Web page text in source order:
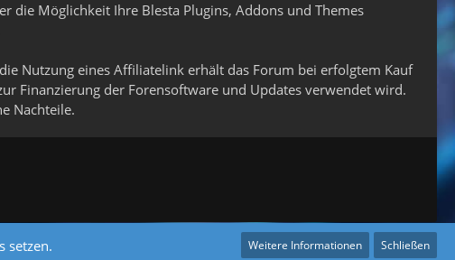
die Möglichkeit Ihre Blesta Plugins, Addons und Themes
Nutzung eines Affiliatelink erhält das Forum bei erfolgtem Kauf
Finanzierung der Forensoftware und Updates verwendet wird.
Nachteile.
setzen. Weitere Informationen Schließen